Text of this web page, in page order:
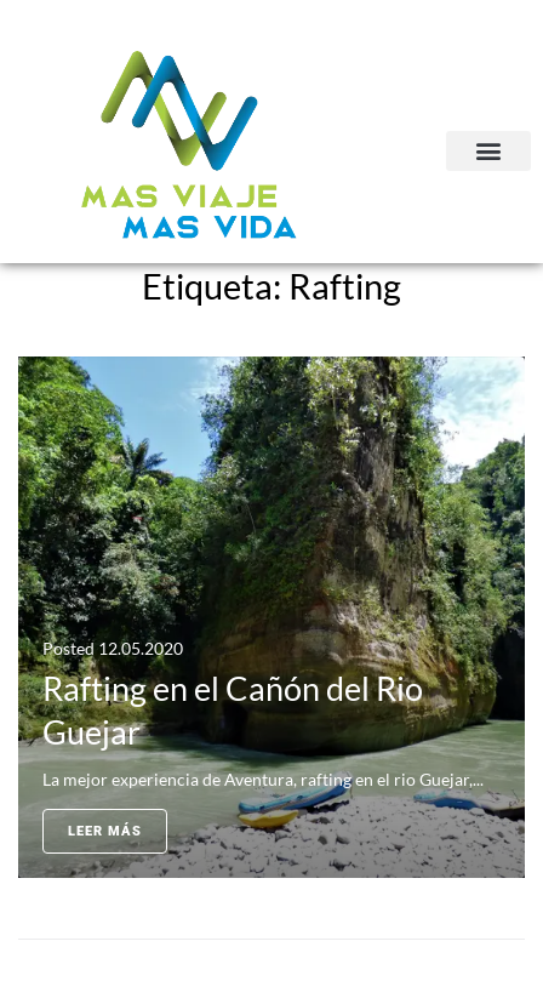
Etiqueta:Rafting
Posted 12.05.2020
Rafting en el Cañón del Rio
Guejar
La mejor experiencia de Aventura, rafting en el rio Guejar,...
LEER MÁS